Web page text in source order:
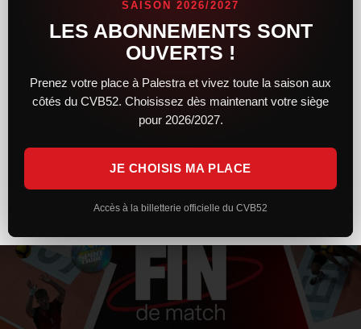
Après un premier set solide et engagé, le CVB52 n’a pas réussi
à maintenir son niveau face à Toulouse. Trop irréguliers et
pénalisés par plusieurs trous d’air, les Chaumontais s’inclinent
LIRE LA SUITE »
7 février 2026 20 h 26 min
SAISON 2026/2027
LES ABONNEMENTS SONT
OUVERTS !
Prenez votre place à Palestra et vivez toute la saison aux
côtés du CVB52. Choisissez dès maintenant votre siège
pour 2026/2027.
JE CHOISIS MA PLACE
Accès à la billetterie officielle du CVB52